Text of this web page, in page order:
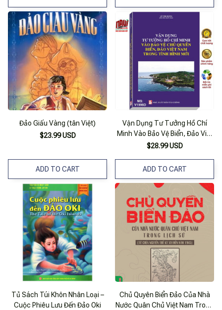
Đảo Giấu Vàng (tân Việt)
$23.99 USD
ADD TO CART
Vận Dụng Tư Tưởng Hồ Chí
Minh Vào Bảo Vệ Biển, Đảo Việt
Nam Trong Tình Hình Mới
$28.99 USD
ADD TO CART
Tủ Sách Túi Khôn Nhân Loại –
Cuộc Phiêu Lưu Đến Đảo Oki
Chủ Quyên Biển Đảo Của Nhà
Nước Quân Chủ Việt Nam Trong